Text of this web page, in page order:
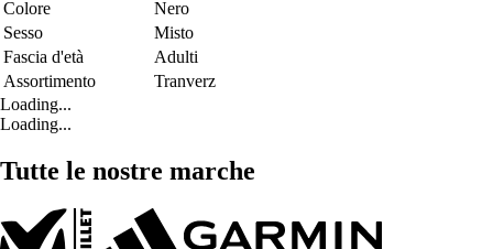
Colore
Nero
Sesso
Misto
Fascia d'età
Adulti
Assortimento
Tranverz
Loading...
Loading...
Tutte le nostre marche